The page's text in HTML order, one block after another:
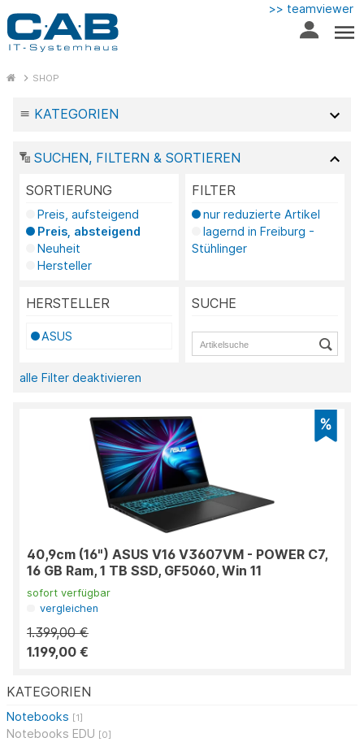
>> teamviewer
SHOP
KATEGORIEN
Notebooks [1]
Notebooks EDU [0]
KATEGORIEN
SUCHEN, FILTERN & SORTIEREN
SORTIERUNG
Preis, aufsteigend
Preis, absteigend
Neuheit
Hersteller
FILTER
nur reduzierte Artikel
lagernd in Freiburg -
Stühlinger
HERSTELLER
ASUS
SUCHE
alle Filter deaktivieren
40,9cm (16") ASUS V16 V3607VM - POWER C7,
16 GB Ram, 1 TB SSD, GF5060, Win 11
sofort verfügbar
vergleichen
1.399,00 €
1.199,00 €